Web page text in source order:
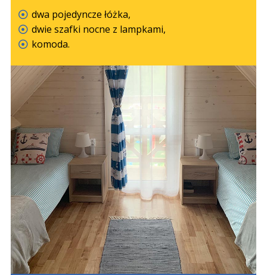
dwa pojedyncze łóżka,
dwie szafki nocne z lampkami,
komoda.